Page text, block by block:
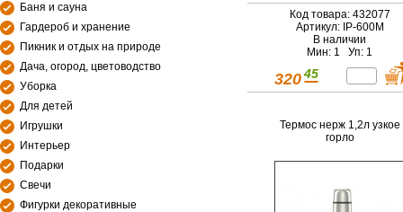
Баня и сауна
Гардероб и хранение
Пикник и отдых на природе
Дача, огород, цветоводство
Уборка
Для детей
Игрушки
Интерьер
Подарки
Свечи
Фигурки декоративные
Код товара: 432077
Артикул: IP-600М
В наличии
Мин: 1 Уп: 1
320 45
Термос нерж 1,2л узкое
горло